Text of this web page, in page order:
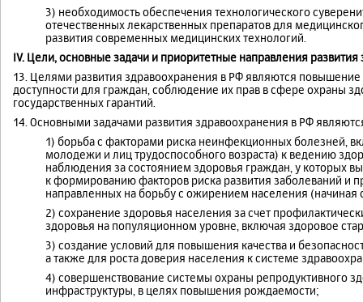
3) необходимость обеспечения технологического
отечественных лекарственных препаратов для
развития современных медицинских технологий.
IV. Цели, основные задачи и приоритетные направления
13. Целями развития здравоохранения в РФ являются
доступности для граждан, соблюдение их прав в сфере охраны
государственных гарантий.
14. Основными задачами развития здравоохранения в РФ
1) борьба с факторами риска неинфекционных болезней,
молодежи и лиц трудоспособного возраста) к ведению
наблюдения за состоянием здоровья граждан, у которых
к формированию факторов риска развития заболеваний и
направленных на борьбу с ожирением населения (начиная
2) сохранение здоровья населения за счет
здоровья на популяционном уровне, включая здоровое
3) создание условий для повышения качества и
а также для роста доверия населения к системе
4) совершенствование системы охраны репродуктивного
инфраструктуры, в целях повышения рождаемости;